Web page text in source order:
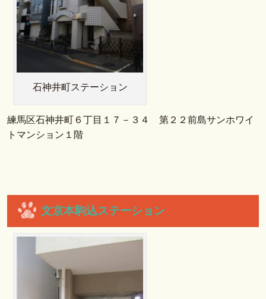
石神井町ステーション
練馬区石神井町６丁目１７－３４ 第２２前島サンホワイ
トマンション１階
文京本駒込ステーション